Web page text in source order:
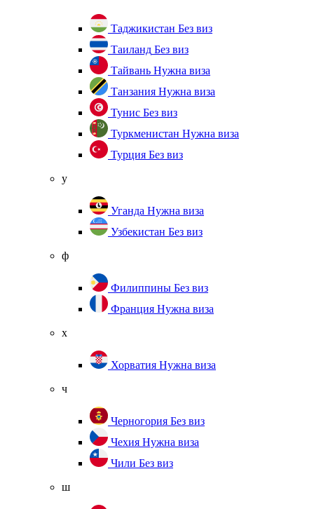
Таджикистан Без виз
Таиланд Без виз
Тайвань Нужна виза
Танзания Нужна виза
Тунис Без виз
Туркменистан Нужна виза
Турция Без виз
у
Уганда Нужна виза
Узбекистан Без виз
ф
Филиппины Без виз
Франция Нужна виза
х
Хорватия Нужна виза
ч
Черногория Без виз
Чехия Нужна виза
Чили Без виз
ш